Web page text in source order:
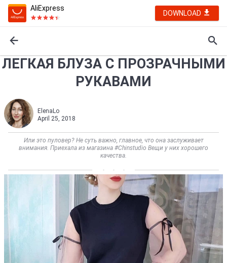
AliExpress
DOWNLOAD
ЛЕГКАЯ БЛУЗА С ПРОЗРАЧНЫМИ
РУКАВАМИ
ElenaLo
April 25, 2018
Или это пуловер? Не суть важно, главное, что она заслуживает
внимания. Приехала из магазина #Chinstudio Вещи у них хорошего
качества.